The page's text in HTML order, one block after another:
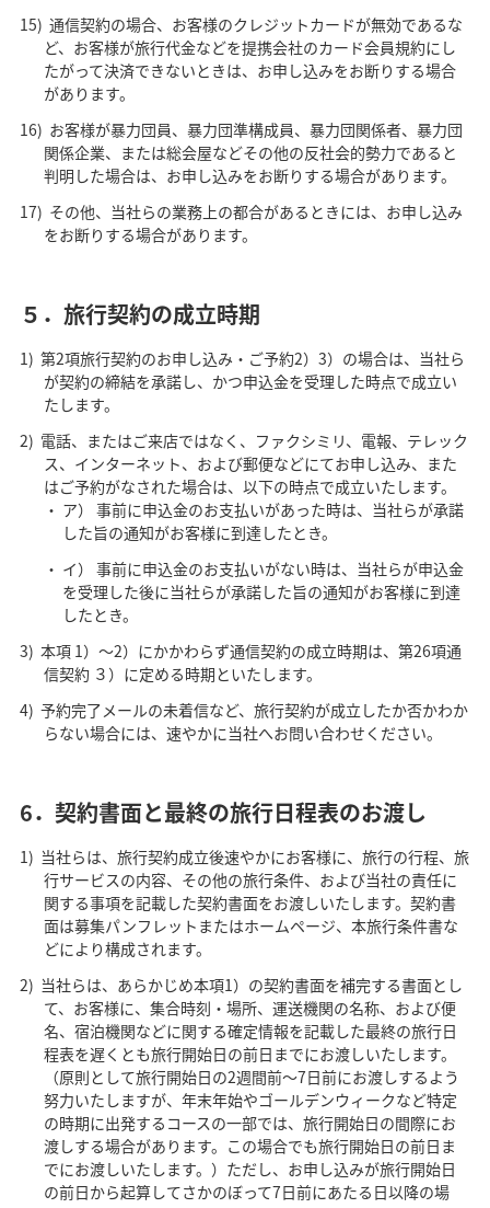
通信契約の場合、お客様のクレジットカードが無効であるな
ど、お客様が旅行代金などを提携会社のカード会員規約にし
たがって決済できないときは、お申し込みをお断りする場合
があります。
お客様が暴力団員、暴力団準構成員、暴力団関係者、暴力団
関係企業、または総会屋などその他の反社会的勢力であると
判明した場合は、お申し込みをお断りする場合があります。
その他、当社らの業務上の都合があるときには、お申し込み
をお断りする場合があります。
５．旅行契約の成立時期
第2項旅行契約のお申し込み・ご予約2）3）の場合は、当社ら
が契約の締結を承諾し、かつ申込金を受理した時点で成立い
たします。
電話、またはご来店ではなく、ファクシミリ、電報、テレック
ス、インターネット、および郵便などにてお申し込み、また
はご予約がなされた場合は、以下の時点で成立いたします。
ア） 事前に申込金のお支払いがあった時は、当社らが承諾
した旨の通知がお客様に到達したとき。
イ） 事前に申込金のお支払いがない時は、当社らが申込金
を受理した後に当社らが承諾した旨の通知がお客様に到達
したとき。
本項 1）～2）にかかわらず通信契約の成立時期は、第26項通
信契約 ３）に定める時期といたします。
予約完了メールの未着信など、旅行契約が成立したか否かわか
らない場合には、速やかに当社へお問い合わせください。
6．契約書面と最終の旅行日程表のお渡し
当社らは、旅行契約成立後速やかにお客様に、旅行の行程、旅
行サービスの内容、その他の旅行条件、および当社の責任に
関する事項を記載した契約書面をお渡しいたします。契約書
面は募集パンフレットまたはホームページ、本旅行条件書な
どにより構成されます。
当社らは、あらかじめ本項1）の契約書面を補完する書面とし
て、お客様に、集合時刻・場所、運送機関の名称、および便
名、宿泊機関などに関する確定情報を記載した最終の旅行日
程表を遅くとも旅行開始日の前日までにお渡しいたします。
（原則として旅行開始日の2週間前～7日前にお渡しするよう
努力いたしますが、年末年始やゴールデンウィークなど特定
の時期に出発するコースの一部では、旅行開始日の間際にお
渡しする場合があります。この場合でも旅行開始日の前日ま
でにお渡しいたします。）ただし、お申し込みが旅行開始日
の前日から起算してさかのぼって7日前にあたる日以降の場